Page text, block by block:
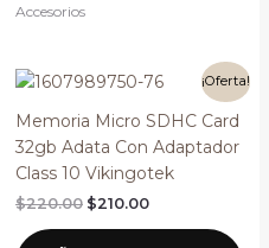
Accesorios
¡Oferta!
Memoria Micro SDHC Card
32gb Adata Con Adaptador
Class 10 Vikingotek
$220.00
El
original
$220.00.
$210.00
El
actual
$210.00.